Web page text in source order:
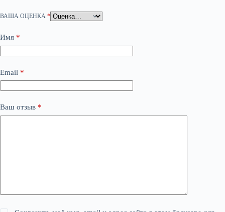
ВАША ОЦЕНКА *
Имя *
Email *
Ваш отзыв *